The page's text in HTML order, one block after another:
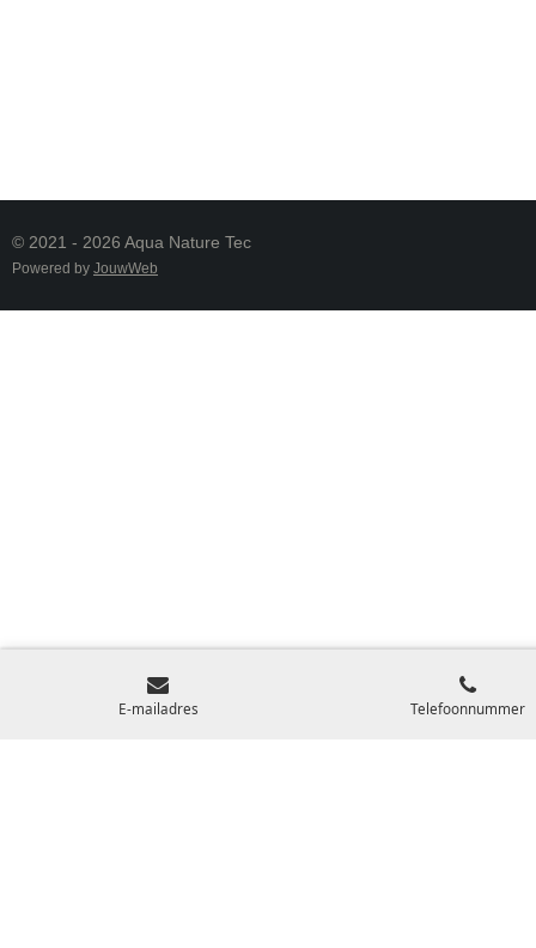
© 2021 - 2026 Aqua Nature Tec
Powered by JouwWeb
E-mailadres Telefoonnummer